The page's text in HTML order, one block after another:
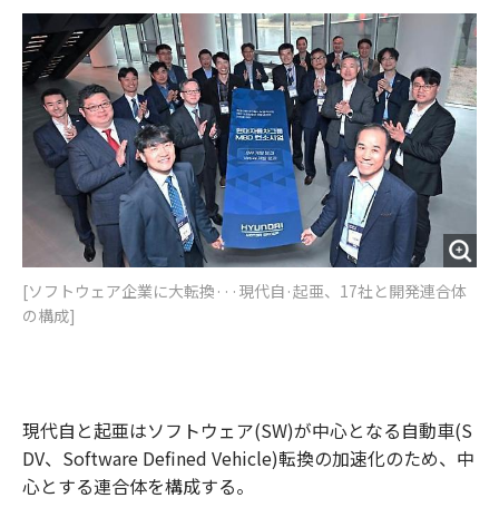
b
o
k
t
e
r
o
i
n
[ソフトウェア企業に大転換···現代自·起亜、17社と開発連合体
の構成]
現代自と起亜はソフトウェア(SW)が中心となる自動車(S
DV、Software Defined Vehicle)転換の加速化のため、中
心とする連合体を構成する。